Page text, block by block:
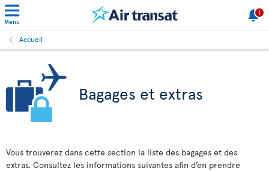
Menu
1
Accueil
Bagages et extras
Vous trouverez dans cette section la liste des bagages et des
extras. Consultez les informations suivantes afin d’en prendre